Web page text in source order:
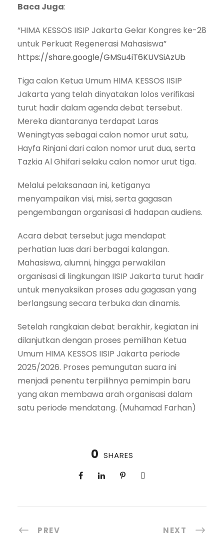
Baca Juga:
“HIMA KESSOS IISIP Jakarta Gelar Kongres ke-28
untuk Perkuat Regenerasi Mahasiswa”
https://share.google/GMSu4iT6KUVSiAzUb
Tiga calon Ketua Umum HIMA KESSOS IISIP
Jakarta yang telah dinyatakan lolos verifikasi
turut hadir dalam agenda debat tersebut.
Mereka diantaranya terdapat Laras
Weningtyas sebagai calon nomor urut satu,
Hayfa Rinjani dari calon nomor urut dua, serta
Tazkia Al Ghifari selaku calon nomor urut tiga.
Melalui pelaksanaan ini, ketiganya
menyampaikan visi, misi, serta gagasan
pengembangan organisasi di hadapan audiens.
Acara debat tersebut juga mendapat
perhatian luas dari berbagai kalangan.
Mahasiswa, alumni, hingga perwakilan
organisasi di lingkungan IISIP Jakarta turut hadir
untuk menyaksikan proses adu gagasan yang
berlangsung secara terbuka dan dinamis.
Setelah rangkaian debat berakhir, kegiatan ini
dilanjutkan dengan proses pemilihan Ketua
Umum HIMA KESSOS IISIP Jakarta periode
2025/2026. Proses pemungutan suara ini
menjadi penentu terpilihnya pemimpin baru
yang akan membawa arah organisasi dalam
satu periode mendatang. (Muhamad Farhan)
0 SHARES
PREV NEXT